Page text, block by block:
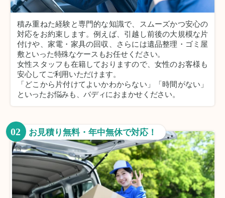
積み重ねた経験と専門的な知識で、スムーズかつ安心の
対応をお約束します。例えば、引越し前後の大規模な片
付けや、家電・家具の回収、さらには遺品整理・ゴミ屋
敷といった特殊なケースもお任せください。
女性スタッフも在籍しておりますので、女性のお客様も
安心してご利用いただけます。
「どこから片付けてよいかわからない」「時間がない」
といったお悩みも、バディにおまかせください。
02 お見積り無料・年中無休で対応！